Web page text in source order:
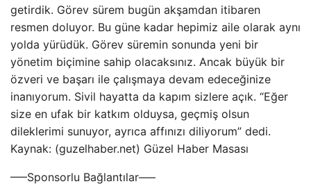
getirdik. Görev sürem bugün akşamdan itibaren
resmen doluyor. Bu güne kadar hepimiz aile olarak aynı
yolda yürüdük. Görev süremin sonunda yeni bir
yönetim biçimine sahip olacaksınız. Ancak büyük bir
özveri ve başarı ile çalışmaya devam edeceğinize
inanıyorum. Sivil hayatta da kapım sizlere açık. “Eğer
size en ufak bir katkım olduysa, geçmiş olsun
dileklerimi sunuyor, ayrıca affınızı diliyorum” dedi.
Kaynak: (guzelhaber.net) Güzel Haber Masası
—–Sponsorlu Bağlantılar—–